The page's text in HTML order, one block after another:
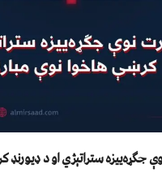
جګړه‌ییزه ستراتېژي او د ډیورنډ